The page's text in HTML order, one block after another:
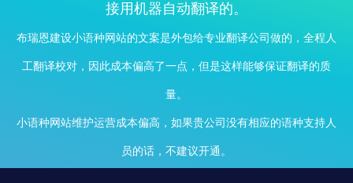
接用机器自动翻译的。
布瑞恩建设小语种网站的文案是外包给专业翻译公司做的，全程人
工翻译校对，因此成本偏高了一点，但是这样能够保证翻译的质
量。
小语种网站维护运营成本偏高，如果贵公司没有相应的语种支持人
员的话，不建议开通。